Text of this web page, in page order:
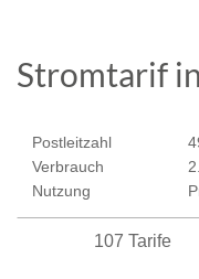
Stromtarif